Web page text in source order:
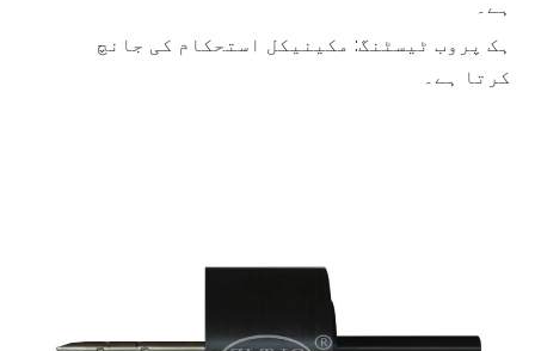
ہے۔
ہک پروب ٹیسٹنگ: مکینیکل استحکام کی جانچ
کرتا ہے۔